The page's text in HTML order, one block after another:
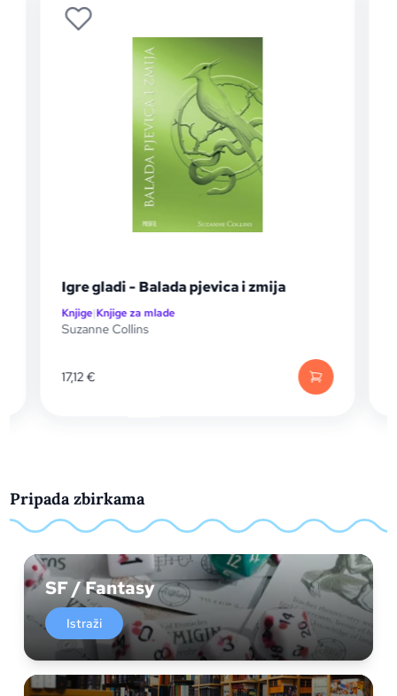
- Balada pjevica i zmija
za mlade
Catching Fire
11,85€
Pripada zbirkama
SF / Fantasy
Istraži